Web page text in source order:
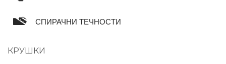
СПИРАЧНИ ТЕЧНОСТИ
КРУШКИ